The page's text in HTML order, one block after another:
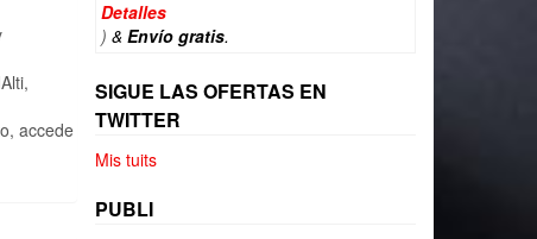
accede
Detalles
) & Envío gratis.
SIGUE LAS OFERTAS EN
TWITTER
Mis tuits
PUBLI